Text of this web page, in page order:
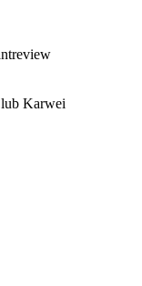
Karwei